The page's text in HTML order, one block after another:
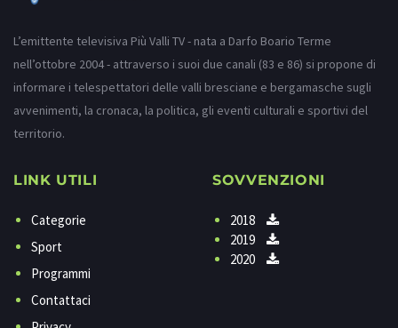
L’emittente televisiva Più Valli TV - nata a Darfo Boario Terme
nell’ottobre 2004 - attraverso i suoi due canali (83 e 86) si propone di
informare i telespettatori delle valli bresciane e bergamasche sugli
avvenimenti, la cronaca, la politica, gli eventi culturali e sportivi del
territorio.
LINK UTILI
Categorie
Sport
Programmi
Contattaci
SOVVENZIONI
2018
2019
2020